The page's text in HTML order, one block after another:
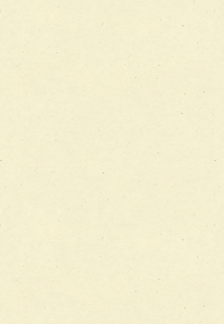
チーム12【こどもの食育支援チーム】
チーム13【非がんに対する緩和ケアチーム】